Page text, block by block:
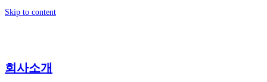
Skip to content
회사소개